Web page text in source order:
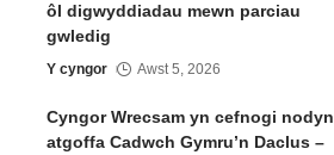
ôl digwyddiadau mewn parciau
gwledig
Y cyngor Awst 5, 2026
Cyngor Wrecsam yn cefnogi nodyn
atgoffa Cadwch Gymru’n Daclus –